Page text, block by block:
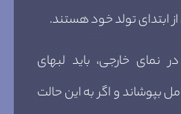
ابتدای تولد خود هستند.
نمای خارجی، باید لبهای
بپوشاند و اگر به این حالت